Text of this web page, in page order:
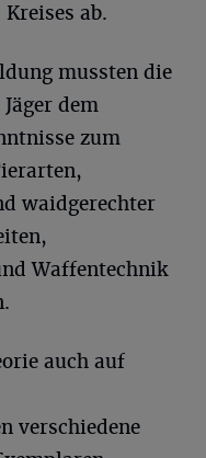
ab.
mussten die
dem
zum
waidgerechter
Waffentechnik
auch auf
verschiedene